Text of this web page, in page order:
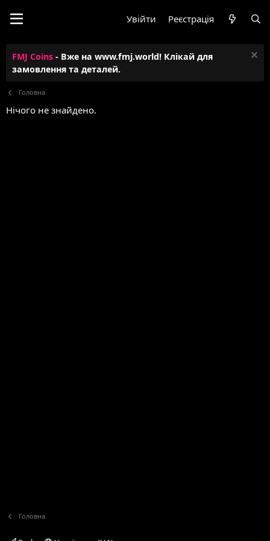
Увійти Реєстрація
FMJ Coins - Вже на www.fmj.world! Клікай для
замовлення та деталей.
Головна
Нічого не знайдено.
Головна